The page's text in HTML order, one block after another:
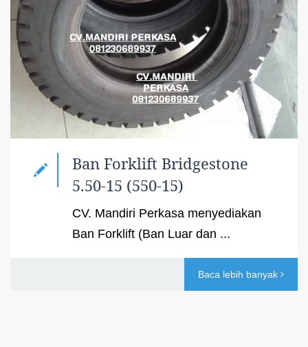
Ban Forklift Bridgestone
5.50-15 (550-15)
CV. Mandiri Perkasa menyediakan
Ban Forklift (Ban Luar dan ...
Baca lebih banyak